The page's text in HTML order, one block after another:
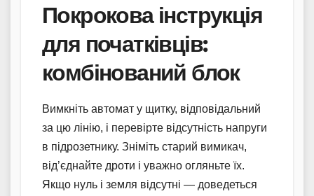
Покрокова інструкція
для початківців:
комбінований блок
Вимкніть автомат у щитку, відповідальний
за цю лінію, і перевірте відсутність напруги
в підрозетнику. Зніміть старий вимикач,
від’єднайте дроти і уважно огляньте їх.
Якщо нуль і земля відсутні — доведеться